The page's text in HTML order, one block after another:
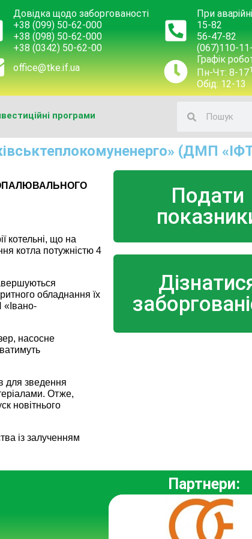
Довідка щодо заборгованості
+38 (099) 50-62-000
+38 (098) 50-62-000
+38 (0342) 50-62-00
office@tke.if.ua
При
15-82
56-47-82
(067)110-
Графік
Пн-Чт: 8-17
Обід: 12-13
програми
(ДМП
котельні, що на
котла потужністю 4
обладнання їх
насосне
для зведення
Отже,
новітнього
із залученням
Подати
Партнери: